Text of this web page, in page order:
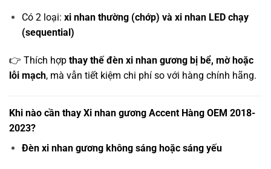
Có 2 loại: xi nhan thường (chớp) và xi nhan LED chạy
(sequential)
👉 Thích hợp thay thế đèn xi nhan gương bị bể, mờ hoặc
lỗi mạch, mà vẫn tiết kiệm chi phí so với hàng chính hãng.
Khi nào cần thay Xi nhan gương Accent Hàng OEM 2018-
2023?
Đèn xi nhan gương không sáng hoặc sáng yếu